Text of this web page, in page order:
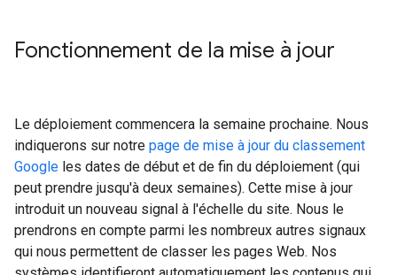
Fonctionnement de la mise à jour
Le déploiement commencera la semaine prochaine. Nous
indiquerons sur notre page de mise à jour du classement
Google les dates de début et de fin du déploiement (qui
peut prendre jusqu'à deux semaines). Cette mise à jour
introduit un nouveau signal à l'échelle du site. Nous le
prendrons en compte parmi les nombreux autres signaux
qui nous permettent de classer les pages Web. Nos